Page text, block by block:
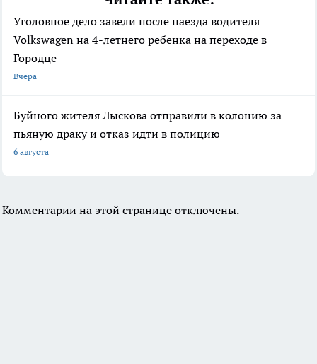
Уголовное дело завели после наезда водителя
Volkswagen на 4-летнего ребенка на переходе в
Городце
Вчера
Буйного жителя Лыскова отправили в колонию за
пьяную драку и отказ идти в полицию
6 августа
Комментарии на этой странице отключены.